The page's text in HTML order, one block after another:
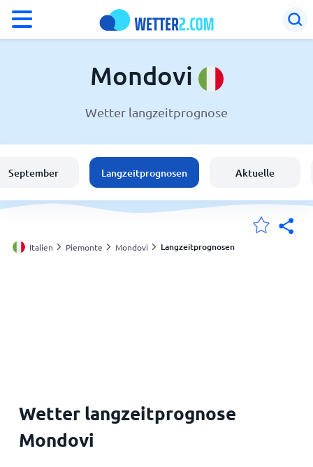
Wetter in Mondovi
Schweiz
Deutschland
Mondovi
Wetter langzeitprognose
September Langzeitprognosen Aktuelle
Italien Piemonte Mondovi Langzeitprognosen
Wetter langzeitprognose
Mondovi